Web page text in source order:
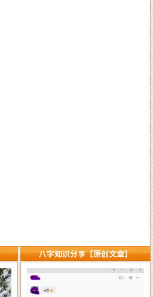
八字知识分享【原创文章】